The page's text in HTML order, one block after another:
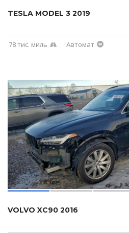
TESLA MODEL 3 2019
78 тис. миль Автомат
VOLVO XC90 2016